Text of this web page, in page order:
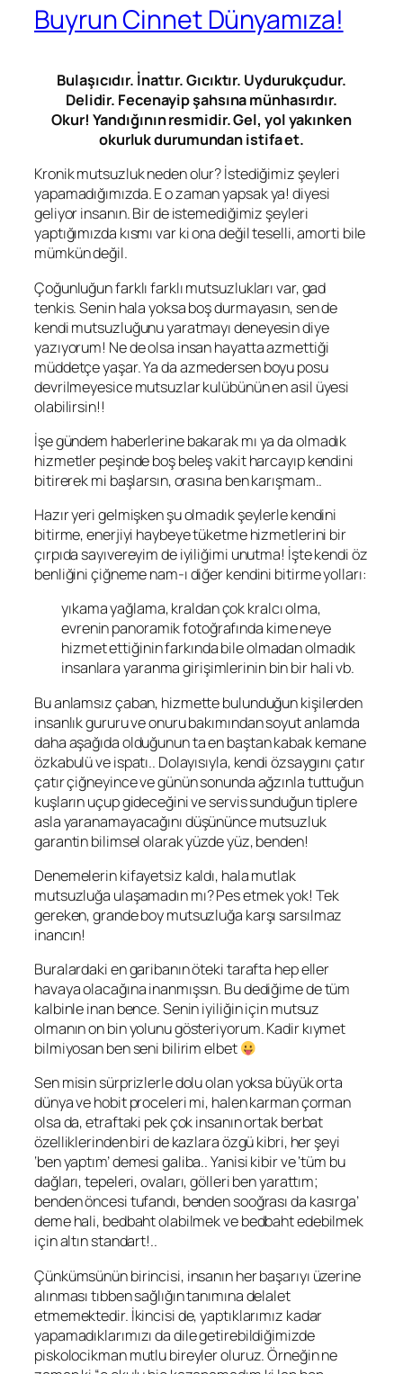
Buyrun Cinnet Dünyamıza!
Bulaşıcıdır. İnattır. Gıcıktır. Uydurukçudur.
Delidir. Fecenayip şahsına münhasırdır.
Okur! Yandığının resmidir. Gel, yol yakınken
okurluk durumundan istifa et.
Kronik mutsuzluk neden olur? İstediğimiz şeyleri
yapamadığımızda. E o zaman yapsak ya! diyesi
geliyor insanın. Bir de istemediğimiz şeyleri
yaptığımızda kısmı var ki ona değil teselli, amorti bile
mümkün değil.
Çoğunluğun farklı farklı mutsuzlukları var, gad
tenkis. Senin hala yoksa boş durmayasın, sen de
kendi mutsuzluğunu yaratmayı deneyesin diye
yazıyorum! Ne de olsa insan hayatta azmettiği
müddetçe yaşar. Ya da azmedersen boyu posu
devrilmeyesice mutsuzlar kulübünün en asil üyesi
olabilirsin!!
İşe gündem haberlerine bakarak mı ya da olmadık
hizmetler peşinde boş beleş vakit harcayıp kendini
bitirerek mi başlarsın, orasına ben karışmam..
Hazır yeri gelmişken şu olmadık şeylerle kendini
bitirme, enerjiyi haybeye tüketme hizmetlerini bir
çırpıda sayıvereyim de iyiliğimi unutma! İşte kendi öz
benliğini çiğneme nam-ı diğer kendini bitirme yolları:
yıkama yağlama, kraldan çok kralcı olma,
evrenin panoramik fotoğrafında kime neye
hizmet ettiğinin farkında bile olmadan olmadık
insanlara yaranma girişimlerinin bin bir hali vb.
Bu anlamsız çaban, hizmette bulunduğun kişilerden
insanlık gururu ve onuru bakımından soyut anlamda
daha aşağıda olduğunun ta en baştan kabak kemane
özkabulü ve ispatı.. Dolayısıyla, kendi özsaygını çatır
çatır çiğneyince ve günün sonunda ağzınla tuttuğun
kuşların uçup gideceğini ve servis sunduğun tiplere
asla yaranamayacağını düşününce mutsuzluk
garantin bilimsel olarak yüzde yüz, benden!
Denemelerin kifayetsiz kaldı, hala mutlak
mutsuzluğa ulaşamadın mı? Pes etmek yok! Tek
gereken, grande boy mutsuzluğa karşı sarsılmaz
inancın!
Buralardaki en garibanın öteki tarafta hep eller
havaya olacağına inanmışsın. Bu dediğime de tüm
kalbinle inan bence. Senin iyiliğin için mutsuz
olmanın on bin yolunu gösteriyorum. Kadir kıymet
bilmiyosan ben seni bilirim elbet
Sen misin sürprizlerle dolu olan yoksa büyük orta
dünya ve hobit proceleri mi, halen karman çorman
olsa da, etraftaki pek çok insanın ortak berbat
özelliklerinden biri de kazlara özgü kibri, her şeyi
‘ben yaptım’ demesi galiba.. Yanisi kibir ve ‘tüm bu
dağları, tepeleri, ovaları, gölleri ben yarattım;
benden öncesi tufandı, benden sooğrası da kasırga’
deme hali, bedbaht olabilmek ve bedbaht edebilmek
için altın standart!..
Çünkümsünün birincisi, insanın her başarıyı üzerine
alınması tıbben sağlığın tanımına delalet
etmemektedir. İkincisi de, yaptıklarımız kadar
yapamadıklarımızı da dile getirebildiğimizde
piskolocikman mutlu bireyler oluruz. Örneğin ne